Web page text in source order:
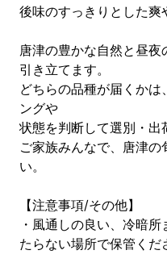
後味のすっきりとした爽
唐津の豊かな自然と昼
引き立てます。
どちらの品種が届くかは
ングや
状態を判断して選別・出
ご家族みんなで、唐津
い。
【注意事項/その他】
・風通しの良い、冷暗
たらない場所で保管くだ